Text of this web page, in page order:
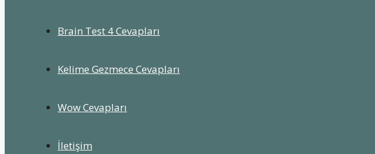
Brain Test 4 Cevapları
Kelime Gezmece Cevapları
Wow Cevapları
İletişim